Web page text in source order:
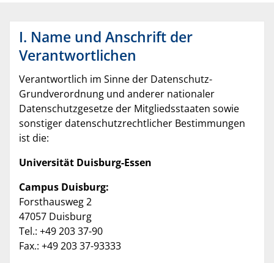
I. Name und Anschrift der
Verantwortlichen
Verantwortlich im Sinne der Datenschutz-
Grundverordnung und anderer nationaler
Datenschutzgesetze der Mitgliedsstaaten sowie
sonstiger datenschutzrechtlicher Bestimmungen
ist die:
Universität Duisburg-Essen
Campus Duisburg:
Forsthausweg 2
47057 Duisburg
Tel.: +49 203 37-90
Fax.: +49 203 37-93333